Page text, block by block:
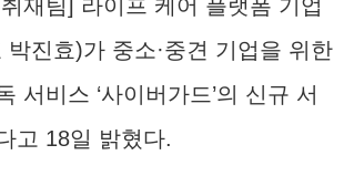
재팀] 라이프 케어 플랫폼 기업
박진효)가 중소·중견 기업을 위한
서비스 ‘사이버가드’의 신규 서
고 18일 밝혔다.